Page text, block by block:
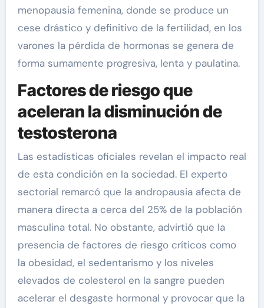
menopausia femenina, donde se produce un
cese drástico y definitivo de la fertilidad, en los
varones la pérdida de hormonas se genera de
forma sumamente progresiva, lenta y paulatina.
Factores de riesgo que
aceleran la disminución de
testosterona
Las estadísticas oficiales revelan el impacto real
de esta condición en la sociedad. El experto
sectorial remarcó que la andropausia afecta de
manera directa a cerca del 25% de la población
masculina total. No obstante, advirtió que la
presencia de factores de riesgo críticos como
la obesidad, el sedentarismo y los niveles
elevados de colesterol en la sangre pueden
acelerar el desgaste hormonal y provocar que la